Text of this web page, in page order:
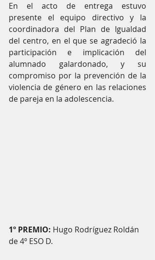
En el acto de entrega estuvo
presente el equipo directivo y la
coordinadora del Plan de Igualdad
del centro, en el que se agradeció la
participación e implicación del
alumnado galardonado, y su
compromiso por la prevención de la
violencia de género en las relaciones
de pareja en la adolescencia.
1º PREMIO: Hugo Rodríguez Roldán
de 4º ESO D.